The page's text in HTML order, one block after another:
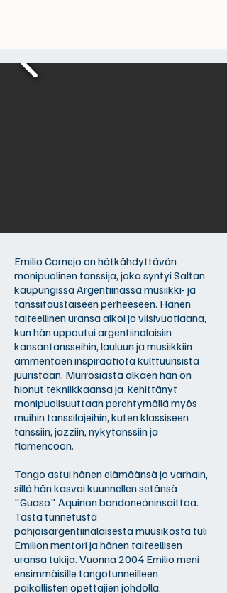
Emilio Cornejo on hätkähdyttävän
monipuolinen tanssija, joka syntyi Saltan
kaupungissa Argentiinassa musiikki- ja
tanssitaustaiseen perheeseen. Hänen
taiteellinen uransa alkoi jo viisivuotiaana,
kun hän uppoutui argentiinalaisiin
kansantansseihin, lauluun ja musiikkiin
ammentaen inspiraatiota kulttuurisista
juuristaan. Murrosiästä alkaen hän on
hionut tekniikkaansa ja kehittänyt
monipuolisuuttaan perehtymällä myös
muihin tanssilajeihin, kuten klassiseen
tanssiin, jazziin, nykytanssiin ja
flamencoon.
Tango astui hänen elämäänsä jo varhain,
sillä hän kasvoi kuunnellen setänsä
"Guaso" Aquinon bandoneóninsoittoa.
Tästä tunnetusta
pohjoisargentiinalaisesta muusikosta tuli
Emilion mentori ja hänen taiteellisen
uransa tukija. Vuonna 2004 Emilio meni
ensimmäisille tangotunneilleen
paikallisten opettajien johdolla.